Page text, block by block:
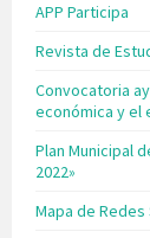
APP Participa
Revista de
Convocatoria
económica y el
Plan Municipal
2022»
Mapa de